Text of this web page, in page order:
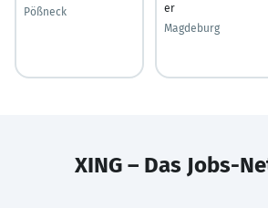
Pößneck
er
Magdeburg
XING – Das Jobs-